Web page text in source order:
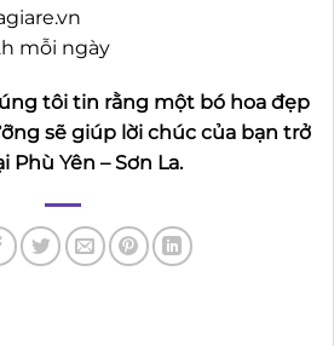
mỗi ngày
tôi tin rằng một bó hoa đẹp
sẽ giúp lời chúc của bạn trở
Yên – Sơn La.